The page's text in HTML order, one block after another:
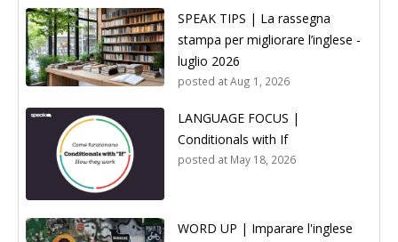
SPEAK TIPS | La rassegna
stampa per migliorare l’inglese -
luglio 2026
posted atAug 1, 2026
LANGUAGE FOCUS |
Conditionals with If
posted at May 18, 2026
WORD UP | Imparare l'inglese